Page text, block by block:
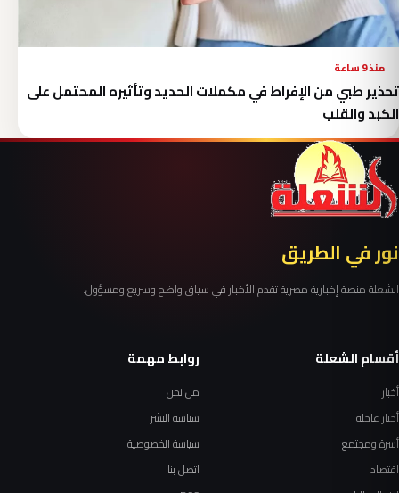
منذ 9 ساعة
تحذير طبي من الإفراط في مكملات الحديد وتأثيره المحتمل على
الكبد والقلب
نور في الطريق
الشعلة منصة إخبارية مصرية تقدم الأخبار في سياق واضح وسريع ومسؤول.
أقسام الشعلة
أخبار
أخبار عاجلة
أسرة ومجتمع
اقتصاد
روابط مهمة
من نحن
سياسة النشر
سياسة الخصوصية
اتصل بنا